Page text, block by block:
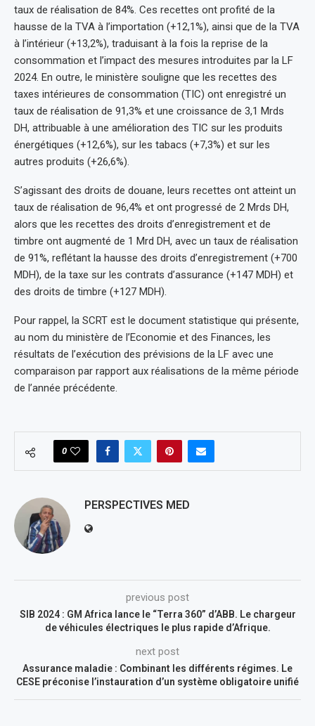
taux de réalisation de 84%. Ces recettes ont profité de la
hausse de la TVA à l’importation (+12,1%), ainsi que de la TVA
à l’intérieur (+13,2%), traduisant à la fois la reprise de la
consommation et l’impact des mesures introduites par la LF
2024. En outre, le ministère souligne que les recettes des
taxes intérieures de consommation (TIC) ont enregistré un
taux de réalisation de 91,3% et une croissance de 3,1 Mrds
DH, attribuable à une amélioration des TIC sur les produits
énergétiques (+12,6%), sur les tabacs (+7,3%) et sur les
autres produits (+26,6%).
S’agissant des droits de douane, leurs recettes ont atteint un
taux de réalisation de 96,4% et ont progressé de 2 Mrds DH,
alors que les recettes des droits d’enregistrement et de
timbre ont augmenté de 1 Mrd DH, avec un taux de réalisation
de 91%, reflétant la hausse des droits d’enregistrement (+700
MDH), de la taxe sur les contrats d’assurance (+147 MDH) et
des droits de timbre (+127 MDH).
Pour rappel, la SCRT est le document statistique qui présente,
au nom du ministère de l’Economie et des Finances, les
résultats de l’exécution des prévisions de la LF avec une
comparaison par rapport aux réalisations de la même période
de l’année précédente.
0
PERSPECTIVES MED
previous post
SIB 2024 : GM Africa lance le “Terra 360” d’ABB. Le chargeur
de véhicules électriques le plus rapide d’Afrique.
next post
Assurance maladie : Combinant les différents régimes. Le
CESE préconise l’instauration d’un système obligatoire unifié